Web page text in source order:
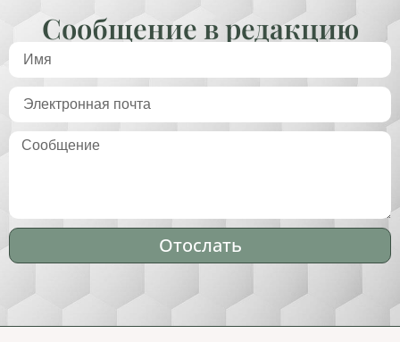
Сообщение в редакцию
Отослать